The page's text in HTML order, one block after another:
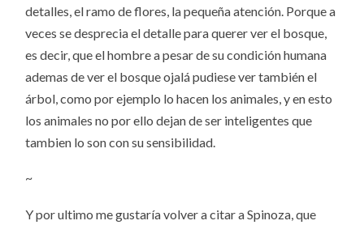
detalles, el ramo de flores, la pequeña atención. Porque a
veces se desprecia el detalle para querer ver el bosque,
es decir, que el hombre a pesar de su condición humana
ademas de ver el bosque ojalá pudiese ver también el
árbol, como por ejemplo lo hacen los animales, y en esto
los animales no por ello dejan de ser inteligentes que
tambien lo son con su sensibilidad.
~
Y por ultimo me gustaría volver a citar a Spinoza, que